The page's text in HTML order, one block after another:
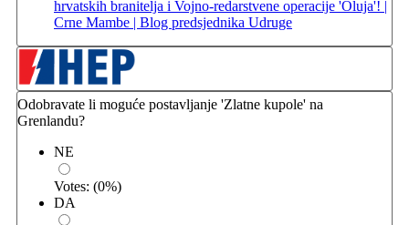
hrvatskih branitelja i Vojno-redarstvene operacije 'Oluja'! |
Crne Mambe | Blog predsjednika Udruge
Odobravate li moguće postavljanje 'Zlatne kupole' na
Grenlandu?
NE
Votes: (0%)
DA